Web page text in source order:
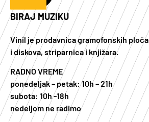
BIRAJ MUZIKU
Vinil je prodavnica gramofonskih ploča
i diskova, striparnica i knjižara.
RADNO VREME
ponedeljak – petak: 10h – 21h
subota: 10h -18h
nedeljom ne radimo